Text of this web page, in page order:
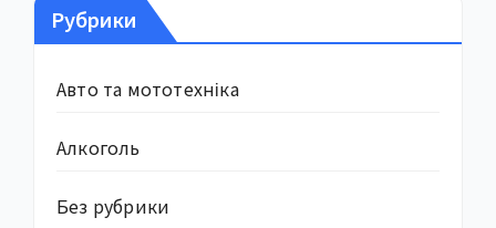
Рубрики
Авто та мототехніка
Алкоголь
Без рубрики